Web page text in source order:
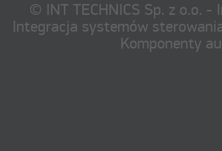
© INT TECHNICS Sp. z o.o.
Integracja systemów
Komponenty